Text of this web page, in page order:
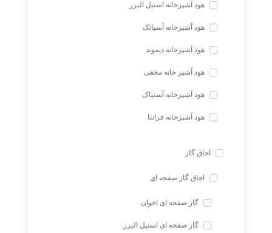
هود آشپزخانه استیل البرز
هود آشپزخانه آسیاتک
هود آشپزخانه دیموند
هود آشپز خانه مخفی
هود آشپزخانه آستیاک
هود آشپزخانه فرانتا
اجاق گاز
اجاق گاز صفحه ای
گاز صفحه ای اخوان
گاز صفحه ای استیل البرز